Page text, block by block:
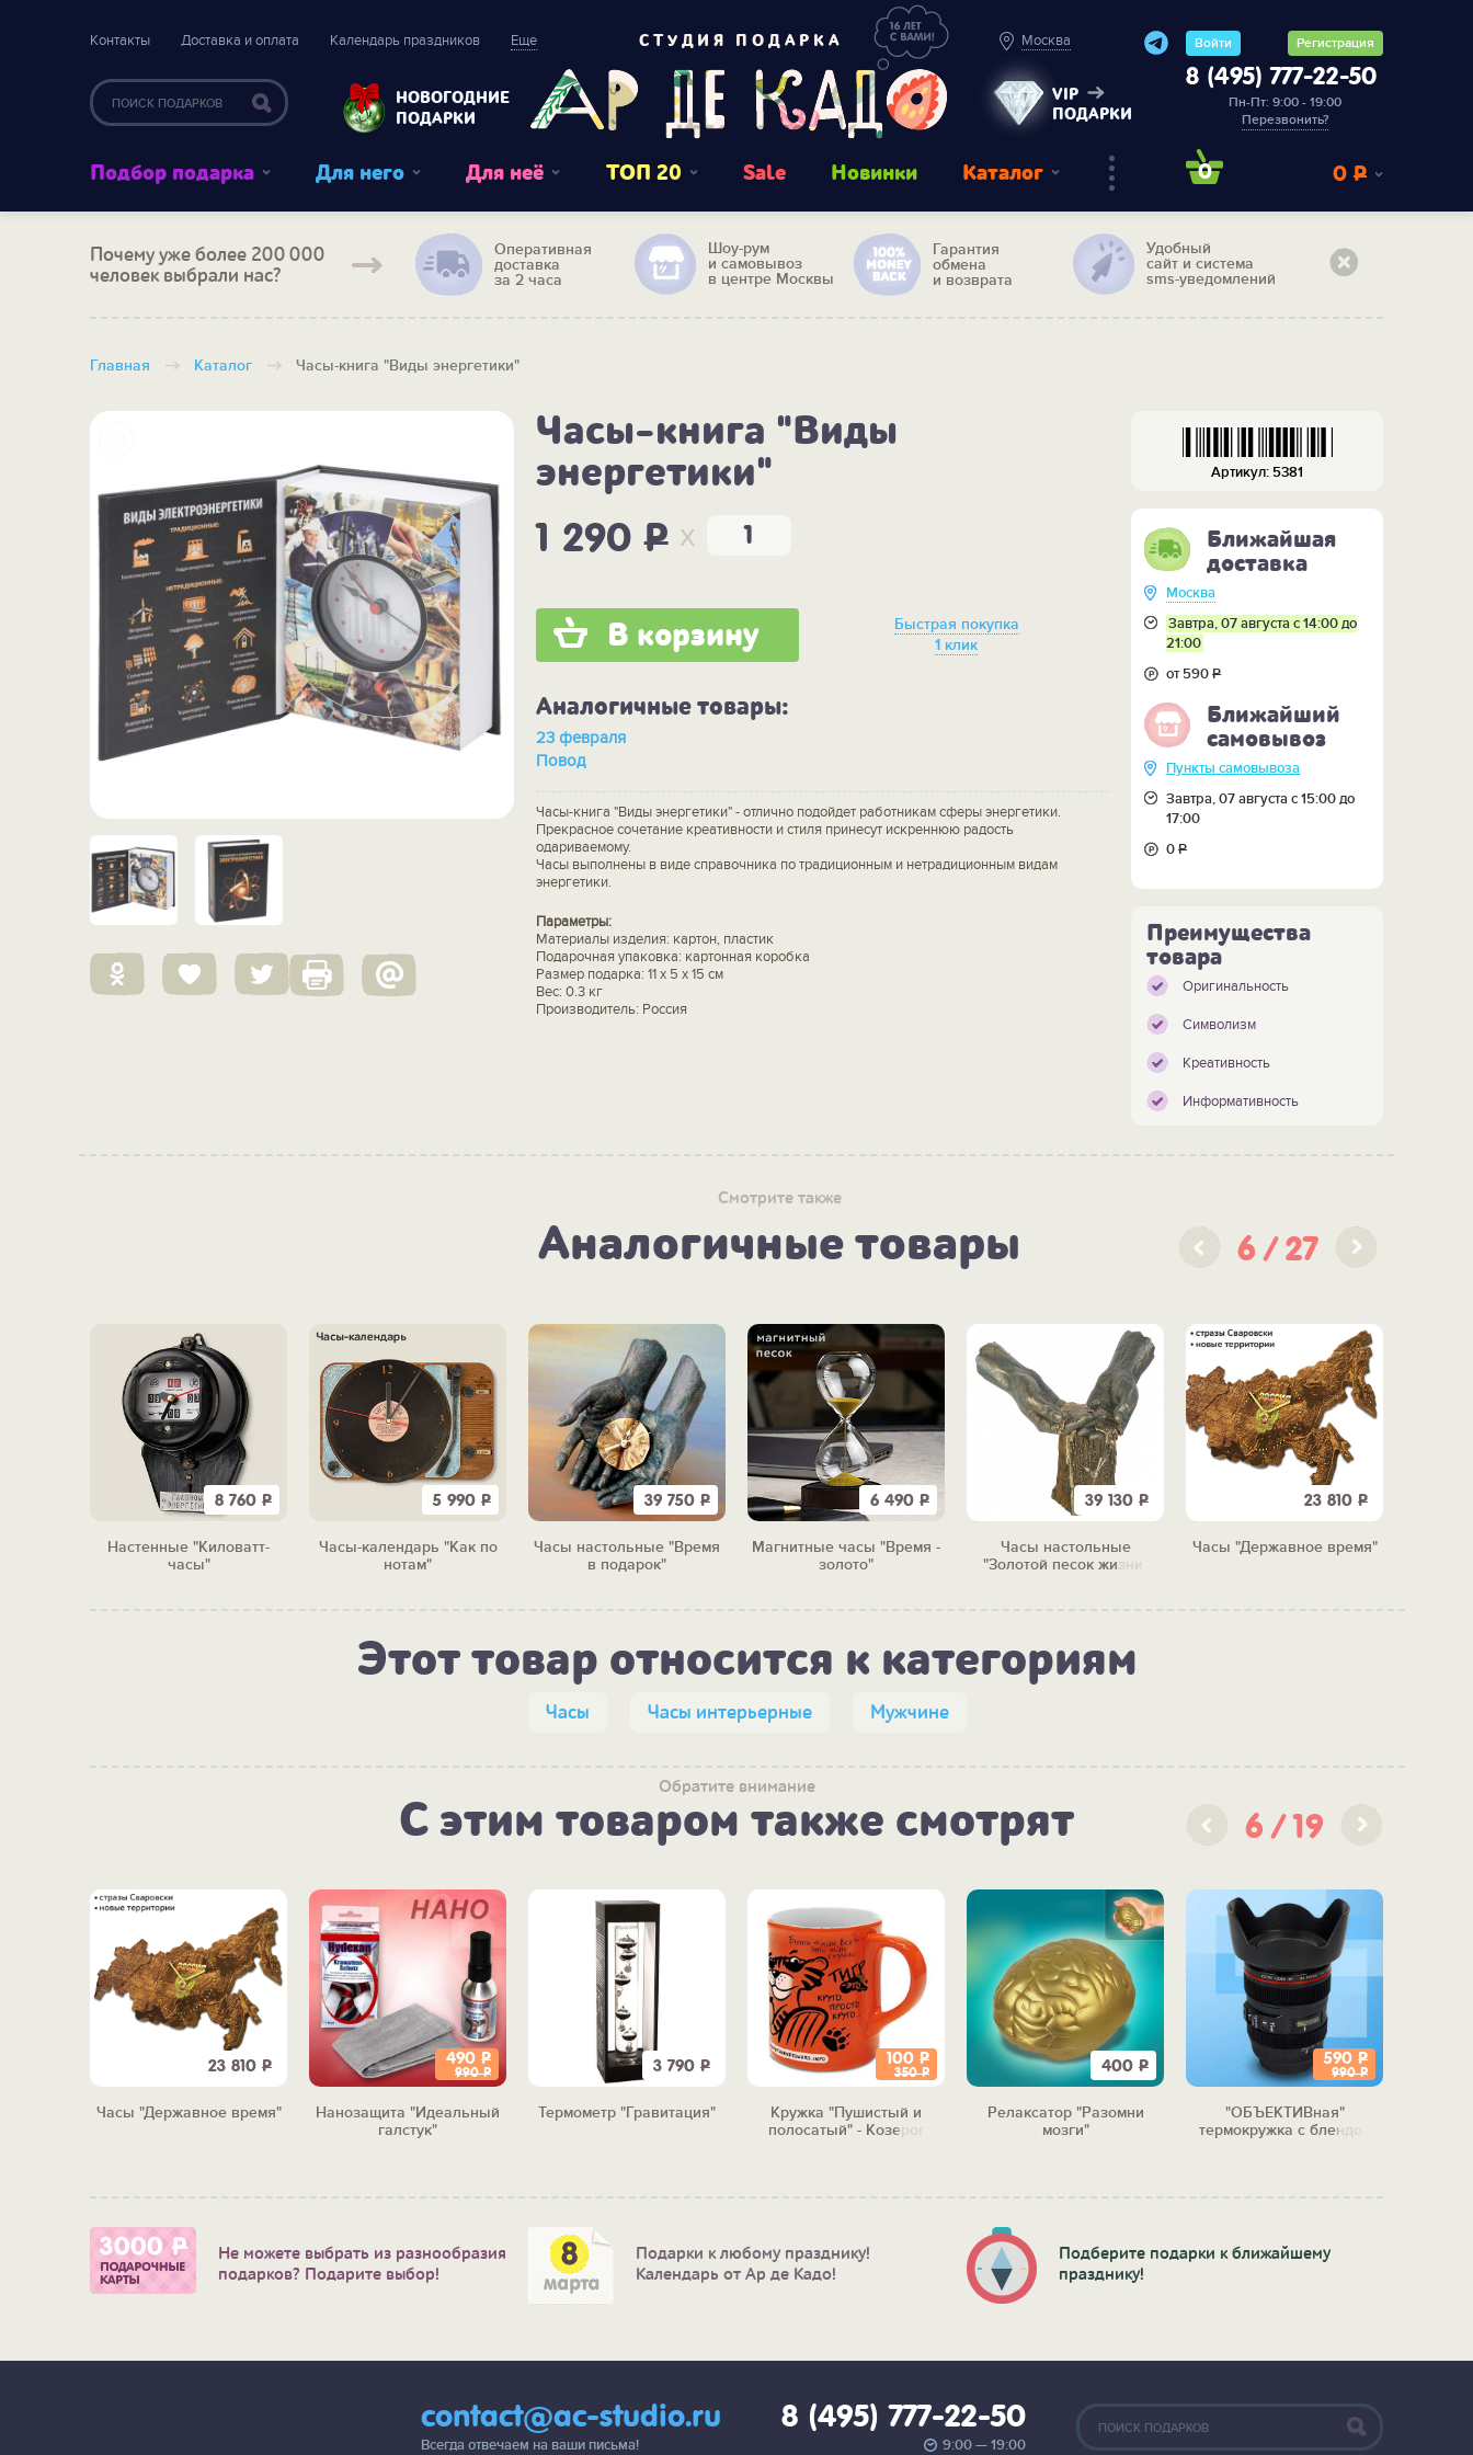
Контакты Доставка и оплата Календарь праздников Еще
НОВОГОДНИЕ
ПОДАРКИ
СТУДИЯ ПОДАРКА Москва
VIP
ПОДАРКИ
Войти Регистрация
8 (495) 777-22-50
Пн-Пт: 9:00 - 19:00
Перезвонить?
Подбор подарка Для него Для неё ТОП 20 Sale Новинки Каталог 0 0 Р
Почему уже более 200 000
человек выбрали нас?
Оперативная
доставка
за 2 часа
Шоу-рум
и самовывоз
в центре Москвы
Гарантия
обмена
и возврата
Удобный
сайт и система
sms-уведомлений
Главная Каталог Часы-книга "Виды энергетики"
Часы-книга "Виды
энергетики"
1 290P x
В корзину
Быстрая покупка
1 клик
Аналогичные товары:
23 февраля
Повод
Часы-книга "Виды энергетики" - отлично подойдет работникам сферы энергетики.
Прекрасное сочетание креативности и стиля принесут искреннюю радость
одариваемому.
Часы выполнены в виде справочника по традиционным и нетрадиционным видам
энергетики.
Параметры:
Материалы изделия: картон, пластик
Подарочная упаковка: картонная коробка
Размер подарка: 11 х 5 х 15 см
Вес: 0.3 кг
Производитель: Россия
Артикул: 5381
Ближайшая
доставка
Москва
Завтра, 07 августа с 14:00 до
21:00
от 590Р
Ближайший
самовывоз
Пункты самовывоза
Завтра, 07 августа с 15:00 до
17:00
0Р
Преимущества
товара
Оригинальность
Символизм
Креативность
Информативность
Смотрите также
Аналогичные товары 6 27
8 760 Р
Настенные "Киловатт-
часы"
5 990 Р
Часы-календарь "Как по
нотам"
39 750 Р
Часы настольные "Время
в подарок"
6 490 Р
Магнитные часы "Время -
золото"
39 130 Р
Часы настольные
"Золотой песок жизни"
23 810 Р
Часы "Державное время"
Этот товар относится к категориям
Часы Часы интерьерные Мужчине
Обратите внимание
С этим товаром также смотрят 6 19
23 810 Р
Часы "Державное время"
490 Р
990Р
Нанозащита "Идеальный
галстук"
3 790 Р
Термометр "Гравитация"
100 Р
350Р
Кружка "Пушистый и
полосатый" - Козерог
400 Р
Релаксатор "Разомни
мозги"
590 Р
990Р
"ОБЪЕКТИВная"
термокружка с блендой
Не можете выбрать из разнообразия
подарков? Подарите выбор!
Подарки к любому празднику!
Календарь от Ар де Кадо!
Подберите подарки к ближайшему
празднику!
contact@ac-studio.ru
Всегда отвечаем на ваши письма!
8 (495) 777-22-50
9:00 — 19:00